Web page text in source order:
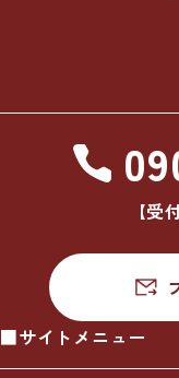
【
■サイトメニュー